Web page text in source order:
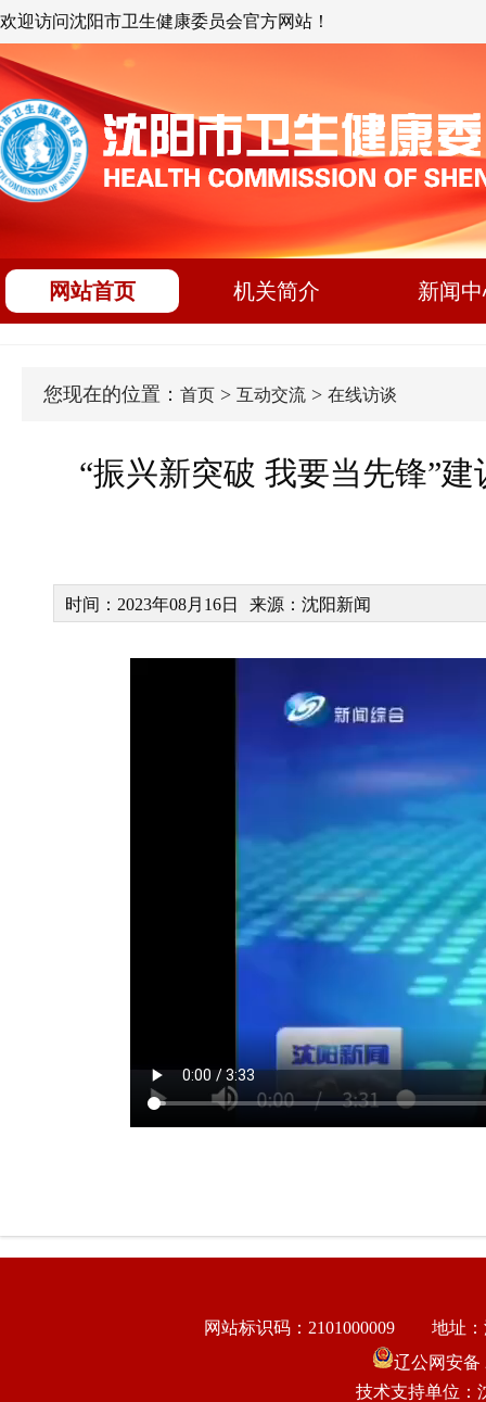
欢迎访问沈阳市卫生健康委员会官方网站！
网站首页 机关简介 新闻
您现在的位置： 首页 > 互动交流 > 在线访谈
“振兴新突破 我要当先锋”
时间：2023年08月16日 来源：沈阳新闻
网站标识码：2101000009
地址
辽公网安备
技术支持单位：